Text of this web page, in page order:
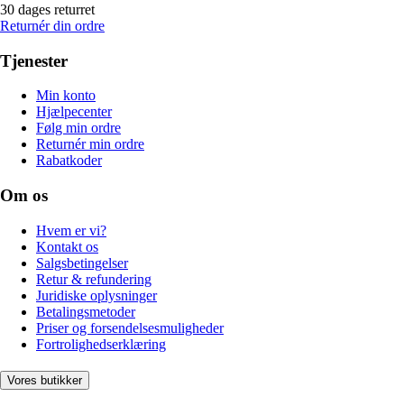
30 dages returret
Returnér din ordre
Tjenester
Min konto
Hjælpecenter
Følg min ordre
Returnér min ordre
Rabatkoder
Om os
Hvem er vi?
Kontakt os
Salgsbetingelser
Retur & refundering
Juridiske oplysninger
Betalingsmetoder
Priser og forsendelsesmuligheder
Fortrolighedserklæring
Vores butikker